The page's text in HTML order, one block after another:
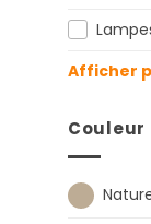
Afficher
Couleur